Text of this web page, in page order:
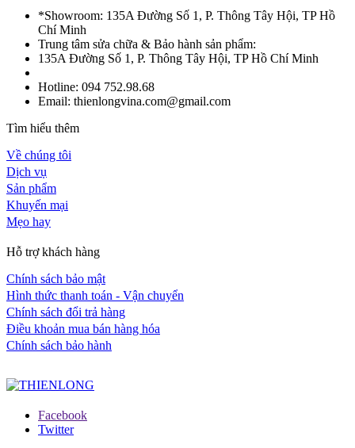
*Showroom: 135A Đường Số 1, P. Thông Tây Hội, TP Hồ
Chí Minh
Trung tâm sửa chữa & Bảo hành sản phẩm:
135A Đường Số 1, P. Thông Tây Hội, TP Hồ Chí Minh
Hotline: 094 752.98.68
Email: thienlongvina.com@gmail.com
Tìm hiểu thêm
Về chúng tôi
Dịch vụ
Sản phẩm
Khuyến mại
Mẹo hay
Hỗ trợ khách hàng
Chính sách bảo mật
Hình thức thanh toán - Vận chuyển
Chính sách đổi trả hàng
Điều khoản mua bán hàng hóa
Chính sách bảo hành
Facebook
Twitter